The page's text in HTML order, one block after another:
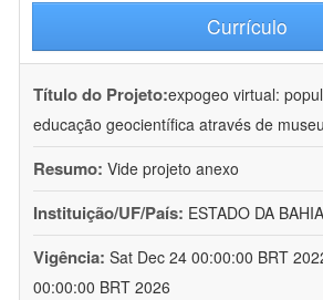
Currículo
Título do Projeto:expogeo virtual:
educação geocientífica através de
Resumo: Vide projeto anexo
Instituição/UF/País: ESTADO DA
Vigência: Sat Dec 24 00:00:00 BRT
00:00:00 BRT 2026